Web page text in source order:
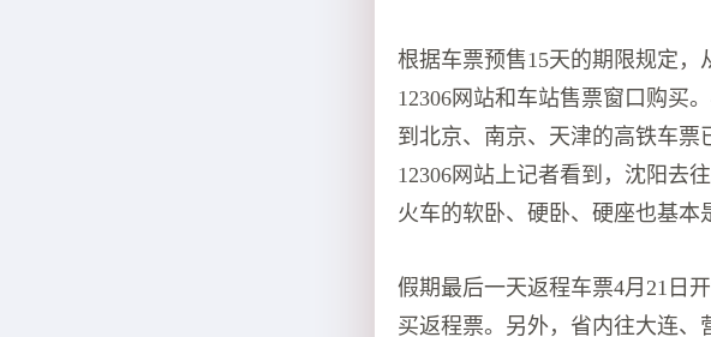
根据车票预售15天的期限规定，
12306网站和车站售票窗口购买
到北京、南京、天津的高铁车
12306网站上记者看到，沈阳去
火车的软卧、硬卧、硬座也基本
假期最后一天返程车票4月21日
买返程票。另外，省内往大连、